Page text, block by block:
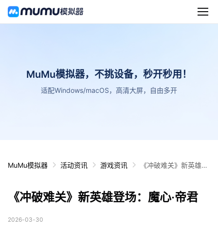
MuMu模拟器，不挑设备，秒开秒用！
适配Windows/macOS，高清大屏，自由多开
MuMu模拟器 活动资讯 游戏资讯
《冲破难关》新英雄登
《冲破难关》新英雄登场：魔心·帝君
2026-03-30